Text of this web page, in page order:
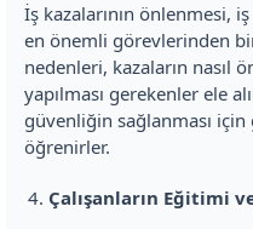
İş kazalarının önlenmesi,
en önemli görevlerinden
nedenleri, kazaların nasıl
yapılması gerekenler ele
güvenliğin sağlanması
öğrenirler.
Çalışanların Eğitimi